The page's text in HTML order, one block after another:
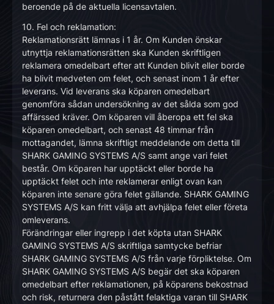
beroende på de aktuella licensavtalen.
10. Fel och reklamation:
Reklamationsrätt lämnas i 1 år. Om Kunden önskar
utnyttja reklamationsrätten ska Kunden skriftligen
reklamera omedelbart efter att Kunden blivit eller borde
ha blivit medveten om felet, och senast inom 1 år efter
leverans. Vid leverans ska köparen omedelbart
genomföra sådan undersökning av det sålda som god
affärssed kräver. Om köparen vill åberopa ett fel ska
köparen omedelbart, och senast 48 timmar från
mottagandet, lämna skriftligt meddelande om detta till
SHARK GAMING SYSTEMS A/S samt ange vari felet
består. Om köparen har upptäckt eller borde ha
upptäckt felet och inte reklamerar enligt ovan kan
köparen inte senare göra felet gällande. SHARK GAMING
SYSTEMS A/S kan fritt välja att avhjälpa felet eller företa
omleverans.
Förändringar eller ingrepp i det köpta utan SHARK
GAMING SYSTEMS A/S skriftliga samtycke befriar
SHARK GAMING SYSTEMS A/S från varje förpliktelse. Om
SHARK GAMING SYSTEMS A/S begär det ska köparen
omedelbart efter reklamationen, på köparens bekostnad
och risk, returnera den påstått felaktiga varan till SHARK